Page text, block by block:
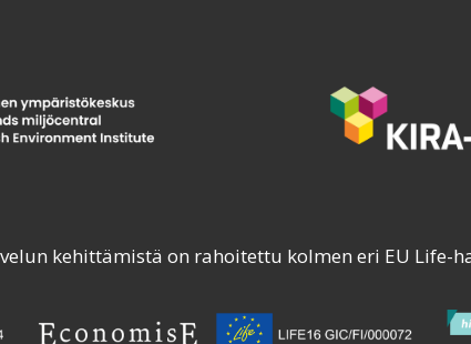
kehittämistä on rahoitettu kolmen eri EU Life-